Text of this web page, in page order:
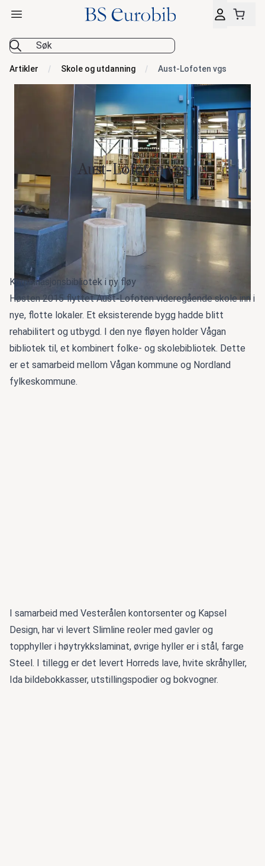
BS Eurobib
Åpne hovedmeny
Artikler Skole og utdanning Aust-Lofoten vgs
Aust-Lofoten vgs
Kombinasjonsbibliotek i ny fløy
Høsten 2015 flyttet Aust-Lofoten videregående skole inn i
nye, flotte lokaler. Et eksisterende bygg hadde blitt
rehabilitert og utbygd. I den nye fløyen holder Vågan
bibliotek til, et kombinert folke- og skolebibliotek. Dette
er et samarbeid mellom Vågan kommune og Nordland
fylkeskommune.
I samarbeid med Vesterålen kontorsenter og Kapsel
Design, har vi levert Slimline reoler med gavler og
topphyller i høytrykkslaminat, øvrige hyller er i stål, farge
Steel. I tillegg er det levert Horreds lave, hvite skråhyller,
Ida bildebokkasser, utstillingspodier og bokvogner.